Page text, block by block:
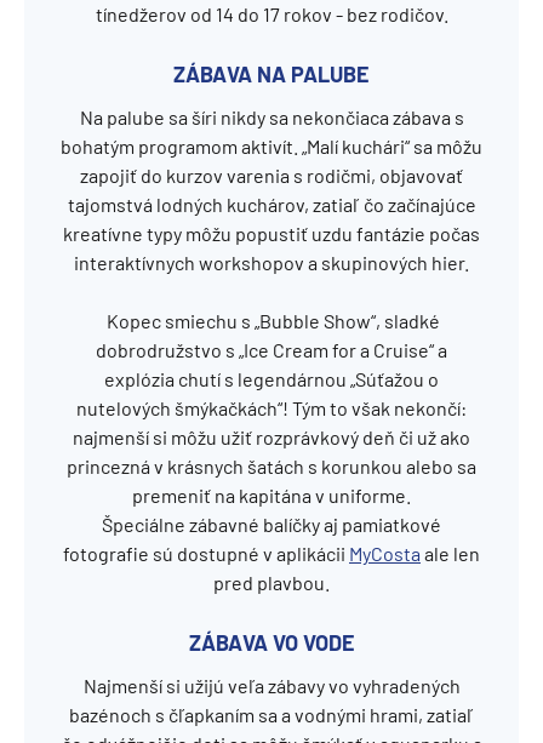
tínedžerov od 14 do 17 rokov - bez rodičov.
ZÁBAVA NA PALUBE
Na palube sa šíri nikdy sa nekončiaca zábava s
bohatým programom aktivít. „Malí kuchári“ sa môžu
zapojiť do kurzov varenia s rodičmi, objavovať
tajomstvá lodných kuchárov, zatiaľ čo začínajúce
kreatívne typy môžu popustiť uzdu fantázie počas
interaktívnych workshopov a skupinových hier.
Kopec smiechu s „Bubble Show“, sladké
dobrodružstvo s „Ice Cream for a Cruise“ a
explózia chutí s legendárnou „Súťažou o
nutelových šmýkačkách“! Tým to však nekončí:
najmenší si môžu užiť rozprávkový deň či už ako
princezná v krásnych šatách s korunkou alebo sa
premeniť na kapitána v uniforme.
Špeciálne zábavné balíčky aj pamiatkové
fotografie sú dostupné v aplikácii MyCosta ale len
pred plavbou.
ZÁBAVA VO VODE
Najmenší si užijú veľa zábavy vo vyhradených
bazénoch s čľapkaním sa a vodnými hrami, zatiaľ